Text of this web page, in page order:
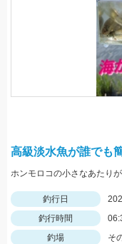
高級淡水魚が誰でも
釣行日
釣行時間
釣場
そ